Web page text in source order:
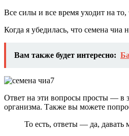
Все силы и все время уходит на
Когда я убедилась, что семена
Вам также будет интересно:
Ответ на эти вопросы просты — в
организма. Также вы можете
То есть, ответы — да, давать